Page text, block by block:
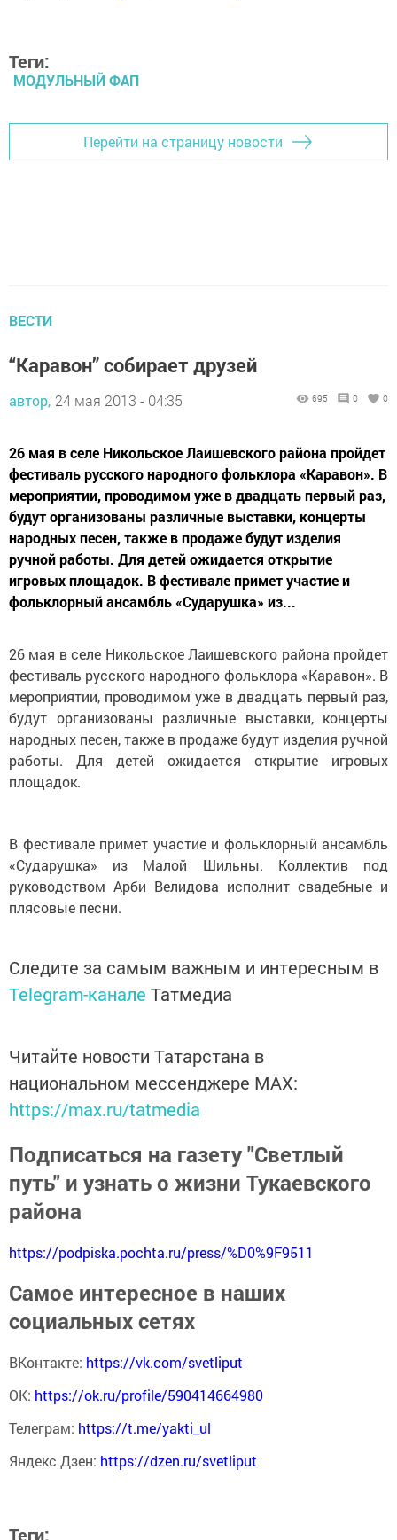
Теги:
МОДУЛЬНЫЙ ФАП
Перейти на страницу новости
ВЕСТИ
“Каравон” собирает друзей
автор, 24 мая 2013 - 04:35 695 0 0
26 мая в селе Никольское Лаишевского района пройдет
фестиваль русского народного фольклора «Каравон». В
мероприятии, проводимом уже в двадцать первый раз,
будут организованы различные выставки, концерты
народных песен, также в продаже будут изделия
ручной работы. Для детей ожидается открытие
игровых площадок. В фестивале примет участие и
фольклорный ансамбль «Сударушка» из...
26 мая в селе Никольское Лаишевского района пройдет
фестиваль русского народного фольклора «Каравон». В
мероприятии, проводимом уже в двадцать первый раз,
будут организованы различные выставки, концерты
народных песен, также в продаже будут изделия ручной
работы. Для детей ожидается открытие игровых
площадок.
В фестивале примет участие и фольклорный ансамбль
«Сударушка» из Малой Шильны. Коллектив под
руководством Арби Велидова исполнит свадебные и
плясовые песни.
Следите за самым важным и интересным в
Telegram-канале Татмедиа
Читайте новости Татарстана в
национальном мессенджере MАХ:
https://max.ru/tatmedia
Подписаться на газету "Светлый
путь" и узнать о жизни Тукаевского
района
https://podpiska.pochta.ru/press/%D0%9F9511
Самое интересное в наших
социальных сетях
ВКонтакте: https://vk.com/svetliput
ОК: https://ok.ru/profile/590414664980
Телеграм: https://t.me/yakti_ul
Яндекс Дзен: https://dzen.ru/svetliput
Теги: